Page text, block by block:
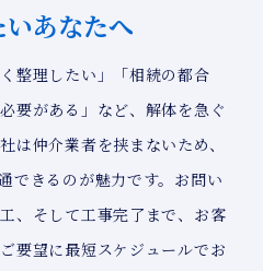
あなたへ
整理したい」「相続の都合
要がある」など、解体を急ぐ
は仲介業者を挟まないため、
できるのが魅力です。お問い
、そして工事完了まで、お客
要望に最短スケジュールでお